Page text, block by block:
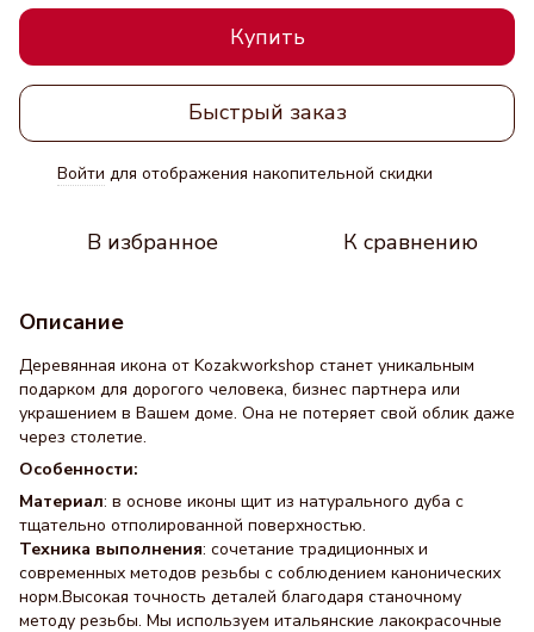
Купить
Быстрый заказ
Войти для отображения накопительной скидки
В избранное К сравнению
Описание
Деревянная икона от Kozakworkshop станет уникальным
подарком для дорогого человека, бизнес партнера или
украшением в Вашем доме. Она не потеряет свой облик даже
через столетие.
Особенности:
Материал: в основе иконы щит из натурального дуба с
тщательно отполированной поверхностью.
Техника выполнения: сочетание традиционных и
современных методов резьбы с соблюдением канонических
норм.Высокая точность деталей благодаря станочному
методу резьбы. Мы используем итальянские лакокрасочные